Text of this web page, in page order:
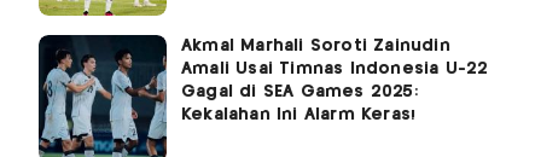
Akmal Marhali Soroti Zainudin
Amali Usai Timnas Indonesia U-22
Gagal di SEA Games 2025:
Kekalahan Ini Alarm Keras!